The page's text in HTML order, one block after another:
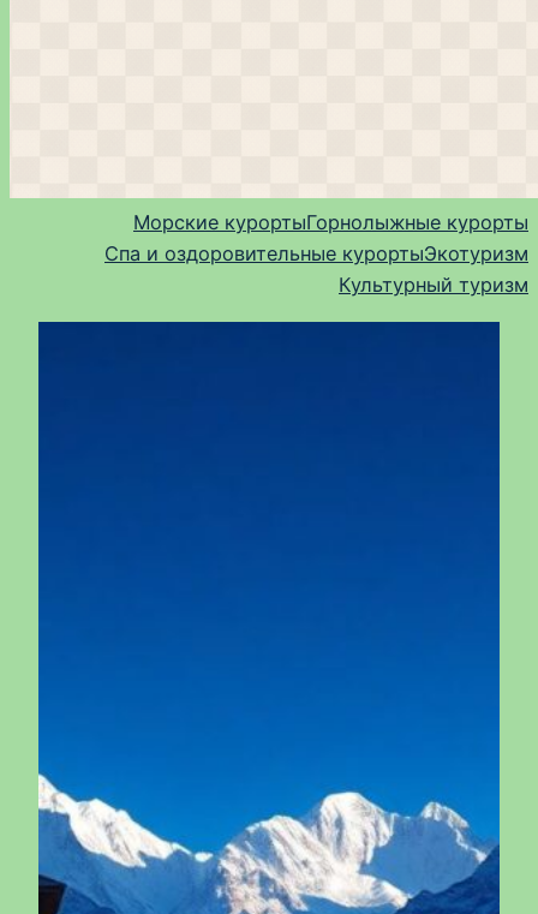
Морские курортыГорнолыжные курорты
Спа и оздоровительные курортыЭкотуризм
Культурный туризм